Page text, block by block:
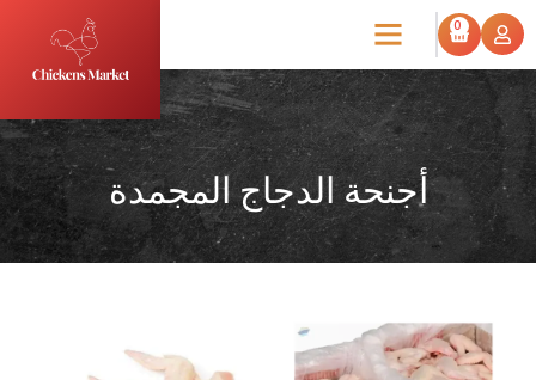
0
أجنحة الدجاج المجمدة